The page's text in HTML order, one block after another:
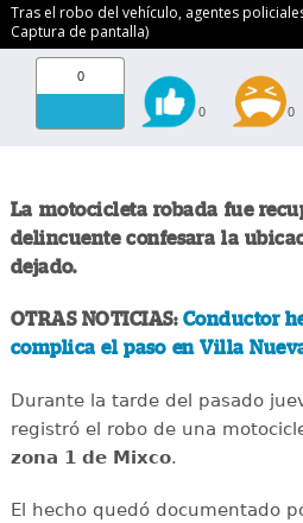
Tras el robo del vehículo, agentes
Captura de pantalla)
0
0 0
La motocicleta robada fue
delincuente confesara la
dejado.
OTRAS NOTICIAS: Conductor
complica el paso en Villa
Durante la tarde del pasado
registró el robo de una
zona 1 de Mixco.
El hecho quedó documentado